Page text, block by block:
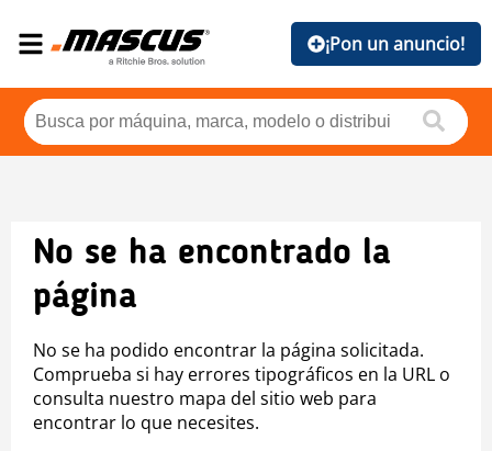
¡Pon un anuncio!
No se ha encontrado la
página
No se ha podido encontrar la página solicitada.
Comprueba si hay errores tipográficos en la URL o
consulta nuestro mapa del sitio web para
encontrar lo que necesites.